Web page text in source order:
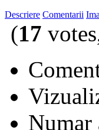
Descriere Comentarii
(17
Numar